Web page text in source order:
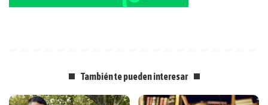
También te pueden interesar